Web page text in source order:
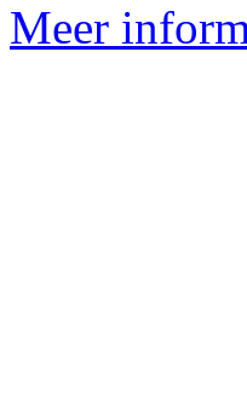
Meer